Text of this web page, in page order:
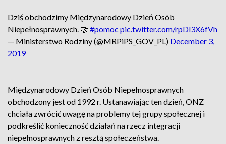
Dziś obchodzimy Międzynarodowy Dzień Osób
Niepełnosprawnych. 🤝 #pomoc pic.twitter.com/rpDl3X6fVh
— Ministerstwo Rodziny (@MRPiPS_GOV_PL) December 3,
2019
Międzynarodowy Dzień Osób Niepełnosprawnych
obchodzony jest od 1992 r. Ustanawiając ten dzień, ONZ
chciała zwrócić uwagę na problemy tej grupy społecznej i
podkreślić konieczność działań na rzecz integracji
niepełnosprawnych z resztą społeczeństwa.